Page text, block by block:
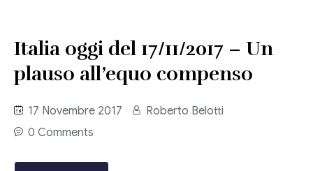
Fiscalità internazionale
Press
Articoli di giornale
Pubblicazioni
Riviste
Contatti
Italia oggi del 17/11/2017 – Un
plauso all’equo compenso
17 Novembre 2017
Roberto Belotti
0 Comments